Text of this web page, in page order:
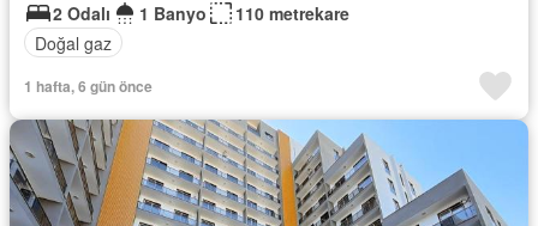
2 Odalı
1 Banyo
110 metrekare
Doğal gaz
1 hafta, 6 gün önce